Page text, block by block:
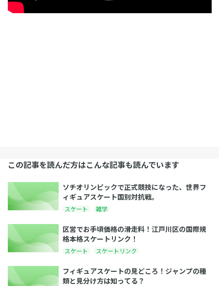
この記事を読んだ方はこんな記事も読んでいます
ソチオリンピックで正式競技になった、世界フ
ィギュアスケート国別対抗戦。
スケート 雑学
区営でお手頃価格の滑走料！江戸川区の国際規
格本格スケートリンク！
スケート スケートリンク
フィギュアスケートの見どころ！ジャンプの種
類と見分け方は知ってる？